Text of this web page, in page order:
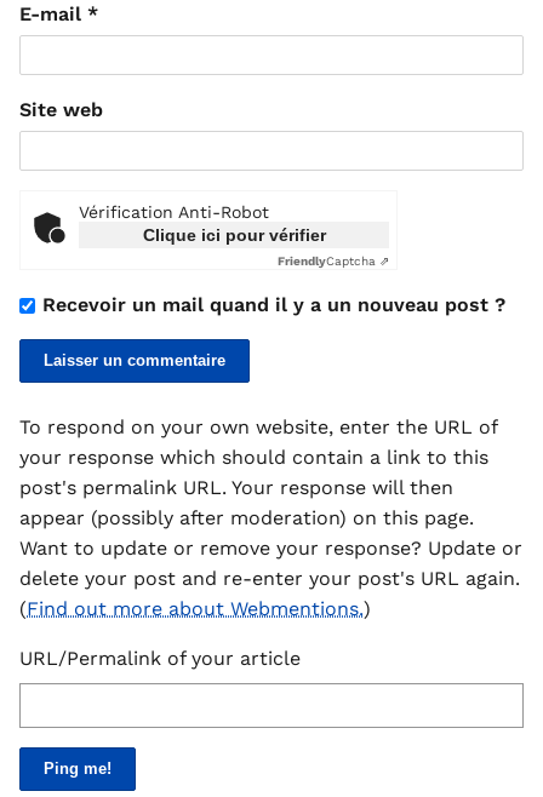
E-mail *
Site web
Vérification Anti-Robot
Clique ici pour vérifier
FriendlyCaptcha ⇗
Recevoir un mail quand il y a un nouveau post ?
To respond on your own website, enter the URL of
your response which should contain a link to this
post's permalink URL. Your response will then
appear (possibly after moderation) on this page.
Want to update or remove your response? Update or
delete your post and re-enter your post's URL again.
(Find out more about Webmentions.)
URL/Permalink of your article